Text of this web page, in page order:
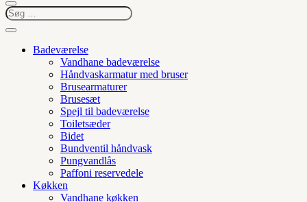
Badeværelse
Vandhane badeværelse
Håndvaskarmatur med bruser
Brusearmaturer
Brusesæt
Spejl til badeværelse
Toiletsæder
Bidet
Bundventil håndvask
Pungvandlås
Paffoni reservedele
Køkken
Vandhane køkken